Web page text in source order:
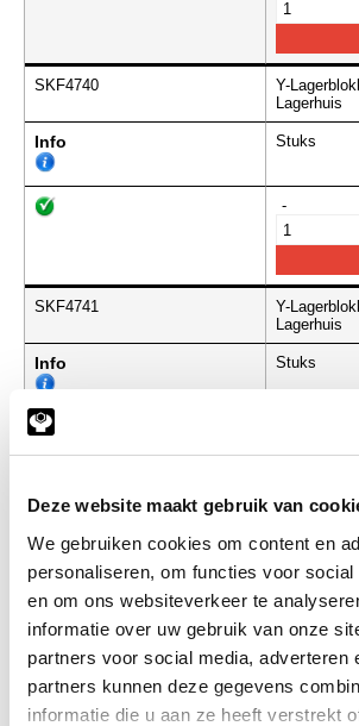
Deze website maakt gebruik van
We gebruiken cookies om content en
personaliseren, om functies voor social
en om ons websiteverkeer te
informatie over uw gebruik van onze
partners voor social media, adverteren
partners kunnen deze gegevens
informatie die u aan ze heeft verstrekt
SKF4740
Y-
Lagerhuis
Info Stuks
-
SKF4741
Y-
Lagerhuis
Info Stuks
Lagerhuis
Info Stuks